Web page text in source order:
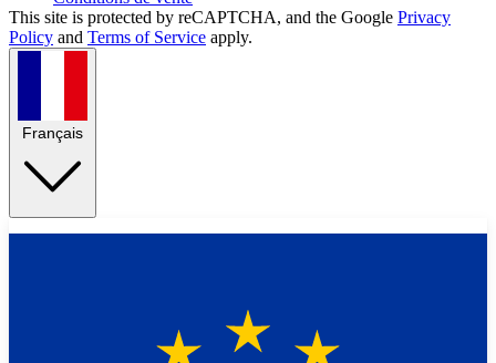
This site is protected by reCAPTCHA, and the Google Privacy
Policy and Terms of Service apply.
Français